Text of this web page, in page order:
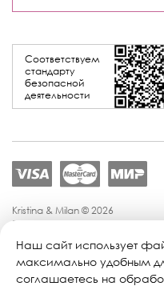
Соответствуем
стандарту
безопасной
деятельности
Kristina & Milan © 2026
Политика
Политика обработки
Публичная оферта
Персональные настройки
Наш сайт использует
максимально удобным
соглашаетесь на